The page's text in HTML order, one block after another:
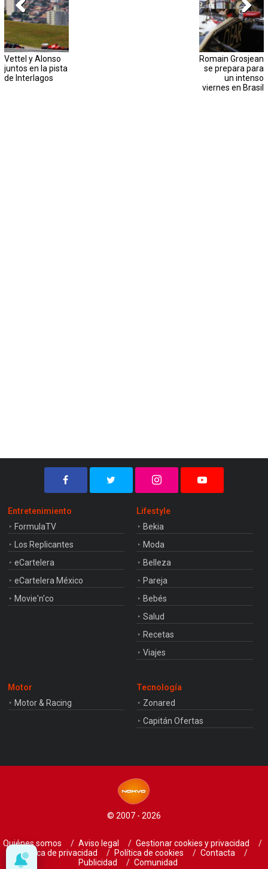
Vettel y Alonso
juntos en la pista
de Interlagos
Romain Grosjean
se prepara para
un intenso
viernes en Brasil
Entretenimiento
FormulaTV
Los Replicantes
eCartelera
eCartelera México
Movie'n'co
Lifestyle
Bekia
Moda
Belleza
Pareja
Bebés
Salud
Recetas
Viajes
Motor
Motor & Racing
Tecnología
Zonared
Capitán Ofertas
© 2007 - 2026
Quiénes somos Aviso legal
Gestionar cookies y privacidad
Política de privacidad
Política de cookies
Contacta
Publicidad
Comunidad